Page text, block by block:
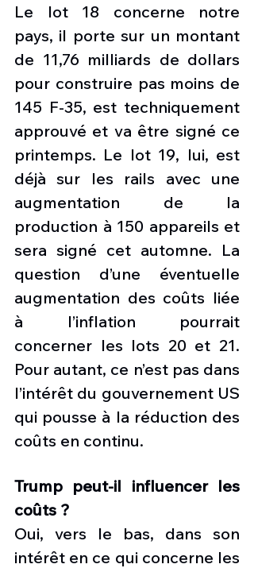
Le lot 18 concerne notre
pays, il porte sur un montant
de 11,76 milliards de dollars
pour construire pas moins de
145 F-35, est techniquement
approuvé et va être signé ce
printemps. Le lot 19, lui, est
déjà sur les rails avec une
augmentation de la
production à 150 appareils et
sera signé cet automne. La
question d’une éventuelle
augmentation des coûts liée
à l’inflation pourrait
concerner les lots 20 et 21.
Pour autant, ce n’est pas dans
l’intérêt du gouvernement US
qui pousse à la réduction des
coûts en continu.
Trump peut-il influencer les
coûts ?
Oui, vers le bas, dans son
intérêt en ce qui concerne les